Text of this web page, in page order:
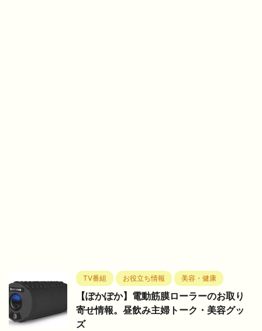
TV番組 お役立ち情報 美容・健康
【ぽかぽか】電動筋膜ローラーのお取り
寄せ情報。昼飲み主婦トーク・美容グッ
ズ